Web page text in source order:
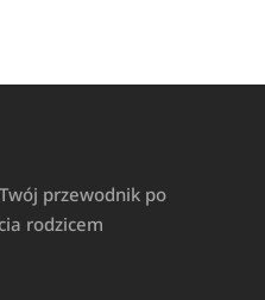
przewodnik po
rodzicem